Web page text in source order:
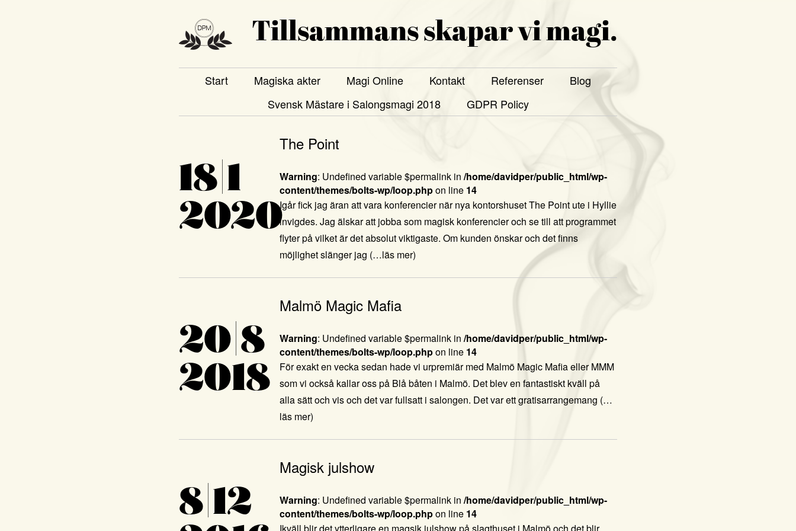
Tillsammans skapar vi magi.
Start Magiska akter Magi Online Kontakt Referenser
Blog
Svensk Mästare i Salongsmagi 2018
GDPR Policy
18|1
2020
The Point
Warning: Undefined variable $permalink in /home/davidper/public_html/wp-
content/themes/bolts-wp/loop.phpon line 14
Igår fick jag äran att vara konferencier när nya kontorshuset The Point ute i Hyllie
invigdes. Jag älskar att jobba som magisk konferencier och se till att programmet
flyter på vilket är det absolut viktigaste. Om kunden önskar och det finns
möjlighet slänger jag (…läs mer)
20|8
2018
Malmö Magic Mafia
Warning: Undefined variable $permalink in /home/davidper/public_html/wp-
content/themes/bolts-wp/loop.phpon line 14
För exakt en vecka sedan hade vi urpremiär med Malmö Magic Mafia eller MMM
som vi också kallar oss på Blå båten i Malmö. Det blev en fantastiskt kväll på
alla sätt och vis och det var fullsatt i salongen. Det var ett gratisarrangemang (…
läs mer)
8|12
Magisk julshow
Warning: Undefined variable $permalink in /home/davidper/public_html/wp-
content/themes/bolts-wp/loop.phpon line 14